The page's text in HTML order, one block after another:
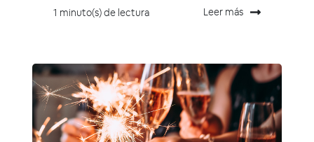
1 minuto(s) de lectura Leer más